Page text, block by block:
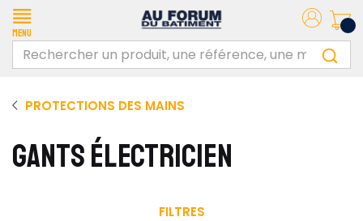
Menu
PROTECTIONS DES MAINS
GANTS ÉLECTRICIEN
FILTRES